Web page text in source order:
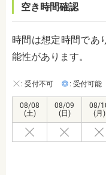
空き時間確認
時間は想定時間であ
能性があります。
: 受付不可 : 受付可能
08/08
(土)
08/09
(日)
08/
(月)